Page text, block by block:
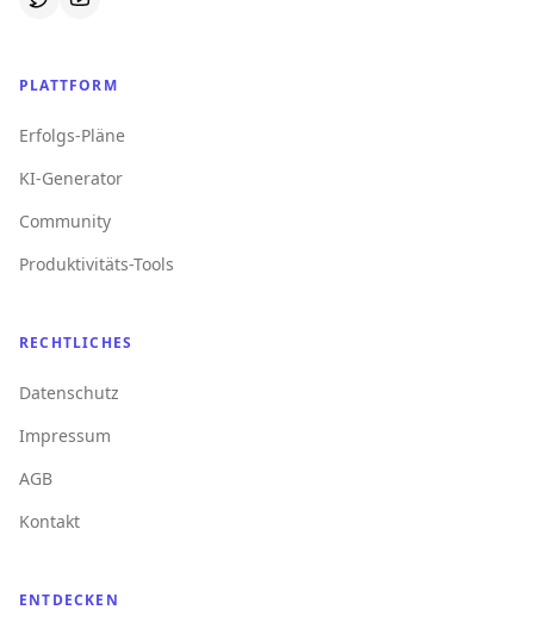
PLATTFORM
Erfolgs-Pläne
KI-Generator
Community
Produktivitäts-Tools
RECHTLICHES
Datenschutz
Impressum
AGB
Kontakt
ENTDECKEN